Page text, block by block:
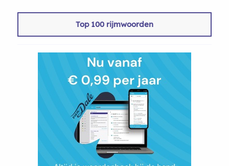
Top 100 rijmwoorden